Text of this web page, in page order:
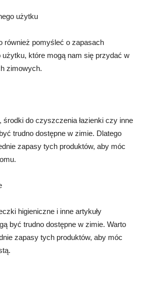
użytku
również pomyśleć o zapasach
użytku, które mogą nam się przydać w
zimowych.
środki do czyszczenia łazienki czy inne
trudno dostępne w zimie. Dlatego
zapasy tych produktów, aby móc
higieniczne i inne artykuły
być trudno dostępne w zimie. Warto
zapasy tych produktów, aby móc